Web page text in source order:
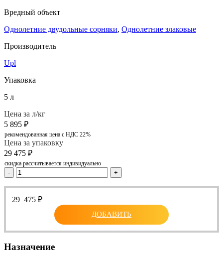
Вредный объект
Однолетние двудольные сорняки, Однолетние злаковые
Производитель
Upl
Упаковка
5 л
Цена за л/кг
5 895 ₽
рекомендованная цена с НДС 22%
Цена за упаковку
29 475 ₽
скидка рассчитывается индивидуально
- +
29 475 ₽
ДОБАВИТЬ
Назначение